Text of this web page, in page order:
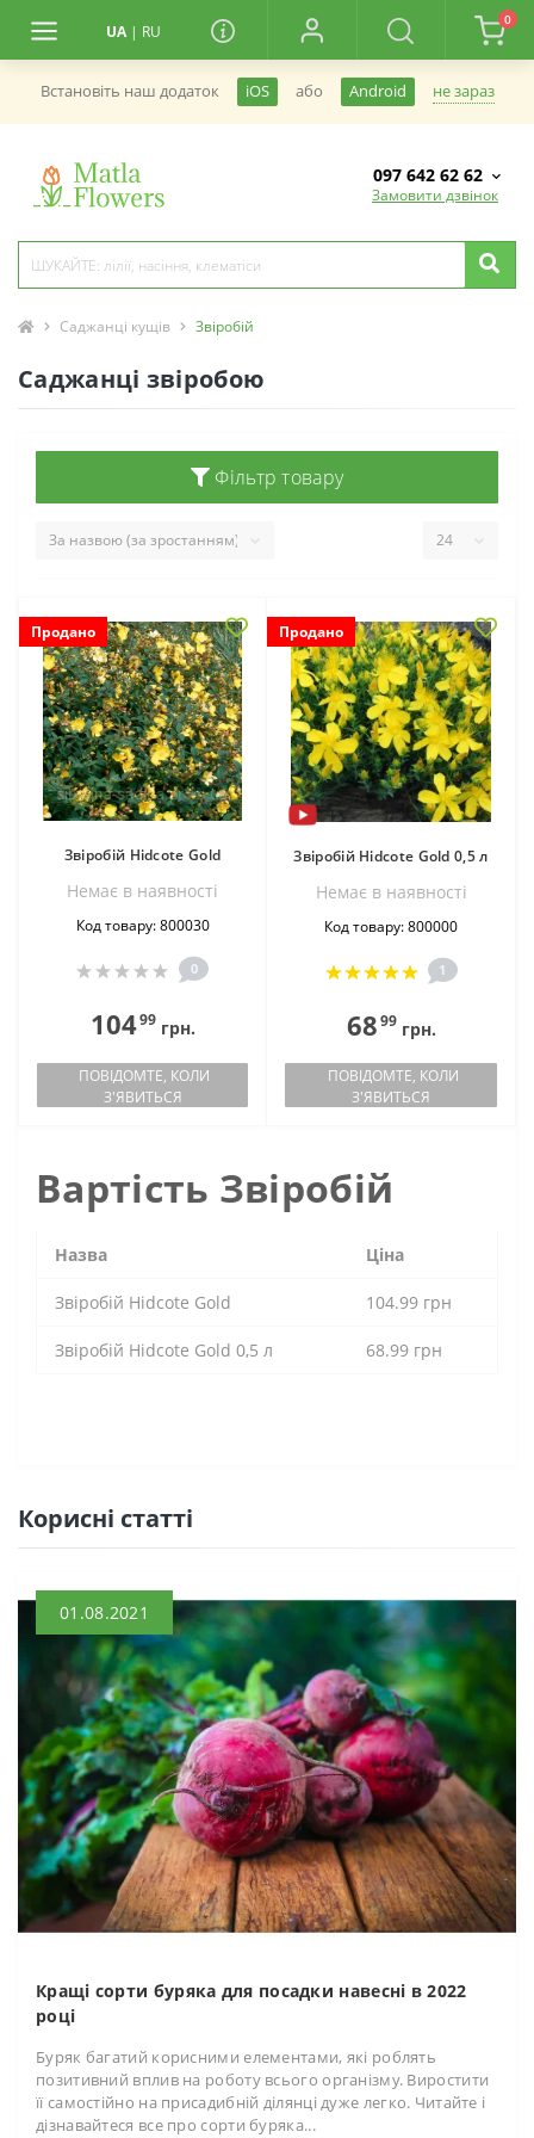
UA | RU
0
Встановiть наш додаток iOS або Android не зараз
097 642 62 62
Замовити дзвінок
Саджанці кущів Звіробій
Саджанці звіробою
Фільтр товару
Продано
Звіробій Hidcote Gold
Немає в наявностi
Код товару: 800030
0
10499грн.
ПОВІДОМТЕ, КОЛИ
З'ЯВИТЬСЯ
Продано
Звіробій Hidcote Gold 0,5 л
Немає в наявностi
Код товару: 800000
1
6899грн.
ПОВІДОМТЕ, КОЛИ
З'ЯВИТЬСЯ
Вартість Звіробій
Назва Ціна
Звіробій Hidcote Gold 104.99 грн
Звіробій Hidcote Gold 0,5 л 68.99 грн
Кориснi статтi
01.08.2021
Кращі сорти буряка для посадки навесні в 2022
році
Буряк багатий корисними елементами, які роблять
позитивний вплив на роботу всього організму. Виростити
її самостійно на присадибній ділянці дуже легко. Читайте і
дізнавайтеся все про сорти буряка...